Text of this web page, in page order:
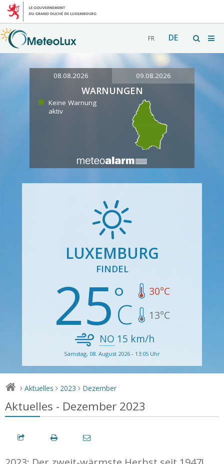
FR DE
08.08.2026 09.08.2026
WARNUNGEN
Keine Warnung
aktiv
LUXEMBURG
FINDEL
25 30°C
13°C
NO 15 km/h
Samstag, 08. August 2026 - 13:05 Uhr
> Aktuelles > 2023 > Dezember
Aktuelles - Dezember 2023